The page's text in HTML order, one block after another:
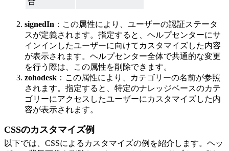
signedIn ：この属性により、ユーザーの認証ステータ
スが定義されます。指定すると、ヘルプセンターにサ
インインしたユーザーに向けてカスタマイズした内容
が表示されます。ヘルプセンター全体で共通的な変更
を行う際は、この属性を削除できます。
zohodesk ：この属性により、カテゴリーの名前が参照
されます。指定すると、特定のナレッジベースのカテ
ゴリーにアクセスしたユーザーにカスタマイズした内
容が表示されます。
CSSのカスタマイズ例
以下では、CSSによるカスタマイズの例を紹介します。ヘッ